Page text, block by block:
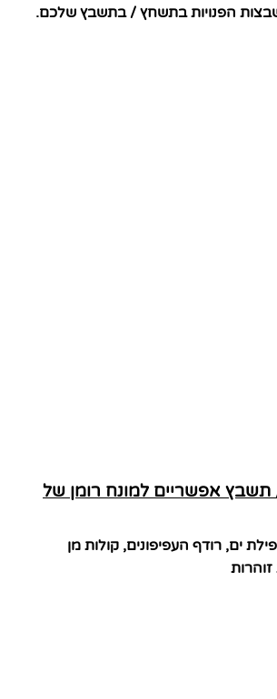
הפנויות בתשחץ / בתשבץ שלכם.
אפשריים למונח רומן של
ים, רודף העפיפונים, קולות מן